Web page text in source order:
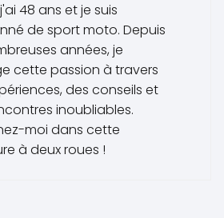
48 ans et je suis
de sport moto. Depuis
années, je
cette passion à travers
des conseils et
inoubliables.
moi dans cette
à deux roues !